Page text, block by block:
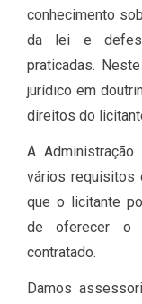
conhecimento
da lei e
praticadas.
jurídico em
direitos do
A
vários requisitos
que o licitante
de oferecer o
contratado.
Damos